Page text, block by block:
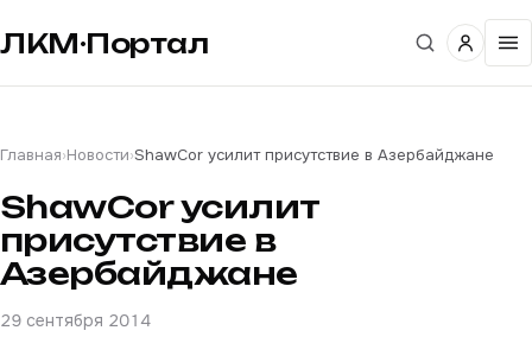
ЛКМ·Портал
Главная›Новости›ShawCor усилит присутствие в Азербайджане
ShawCor усилит
присутствие в
Азербайджане
29 сентября 2014